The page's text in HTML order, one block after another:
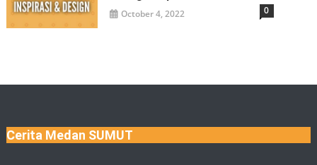
October 4, 2022 0
Cerita Medan SUMUT